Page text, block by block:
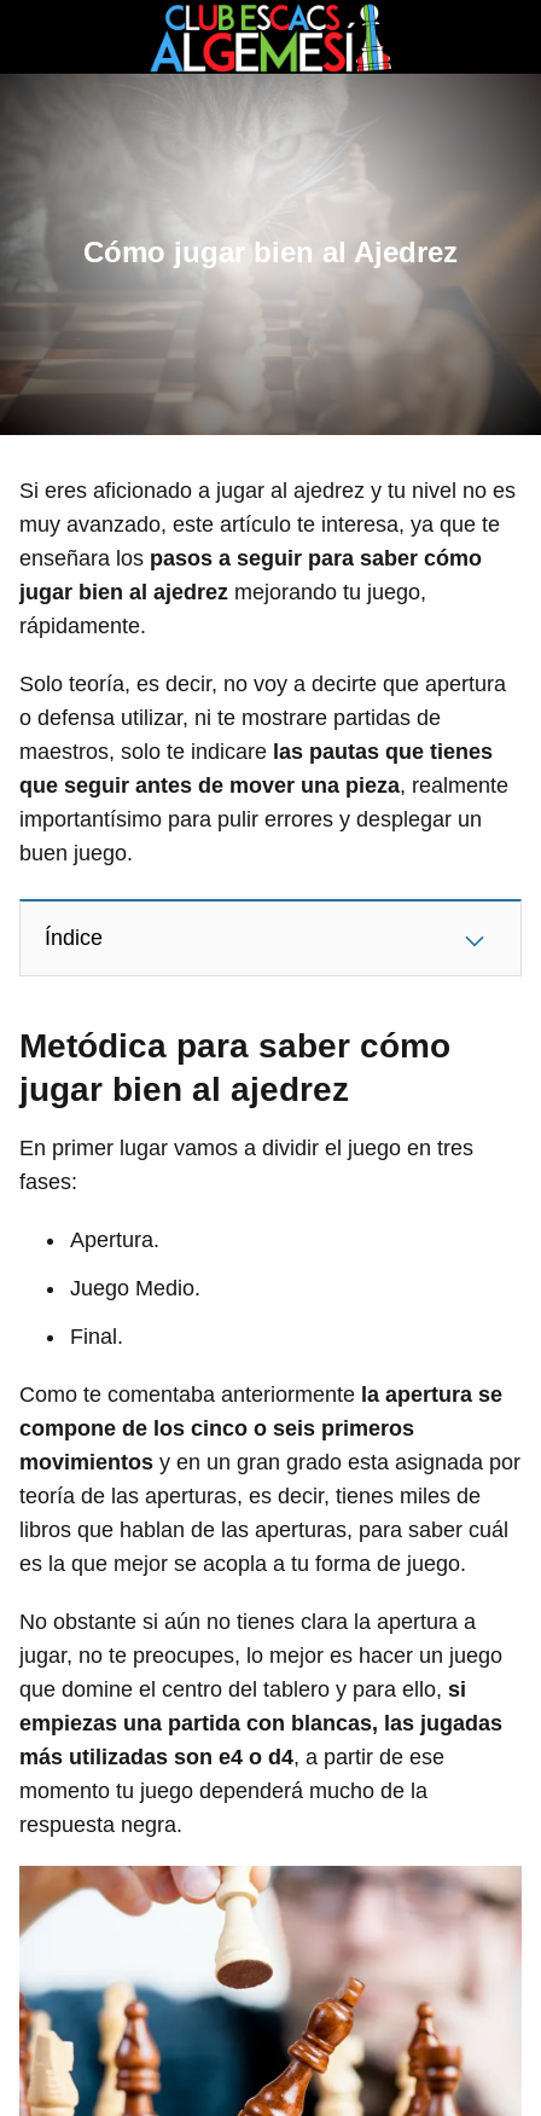
Cómo jugar bien al Ajedrez
Si eres aficionado a jugar al ajedrez y tu nivel no es
muy avanzado, este artículo te interesa, ya que te
enseñara los pasos a seguir para saber cómo
jugar bien al ajedrez mejorando tu juego,
rápidamente.
Solo teoría, es decir, no voy a decirte que apertura
o defensa utilizar, ni te mostrare partidas de
maestros, solo te indicare las pautas que tienes
que seguir antes de mover una pieza, realmente
importantísimo para pulir errores y desplegar un
buen juego.
Índice
Metódica para saber cómo
jugar bien al ajedrez
En primer lugar vamos a dividir el juego en tres
fases:
Apertura.
Juego Medio.
Final.
Como te comentaba anteriormente la apertura se
compone de los cinco o seis primeros
movimientos y en un gran grado esta asignada por
teoría de las aperturas, es decir, tienes miles de
libros que hablan de las aperturas, para saber cuál
es la que mejor se acopla a tu forma de juego.
No obstante si aún no tienes clara la apertura a
jugar, no te preocupes, lo mejor es hacer un juego
que domine el centro del tablero y para ello, si
empiezas una partida con blancas, las jugadas
más utilizadas son e4 o d4, a partir de ese
momento tu juego dependerá mucho de la
respuesta negra.